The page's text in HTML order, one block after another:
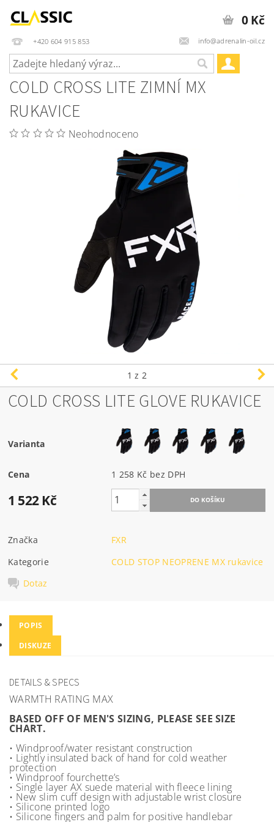
+420 604 915 853 info@adrenalin-oil.cz
0 Kč
COLD CROSS LITE ZIMNÍ MX
RUKAVICE
Neohodnoceno
1 z 2
COLD CROSS LITE GLOVE RUKAVICE
Varianta
Cena 1 258 Kč bez DPH
1 522 Kč
Značka
FXR
Kategorie
COLD STOP NEOPRENE MX rukavice
Dotaz
POPIS
DISKUZE
DETAILS & SPECS
WARMTH RATING MAX
BASED OFF OF MEN'S SIZING, PLEASE SEE SIZE
CHART.
• Windproof/water resistant construction
• Lightly insulated back of hand for cold weather
protection
• Windproof fourchette’s
• Single layer AX suede material with fleece lining
• New slim cuff design with adjustable wrist closure
• Silicone printed logo
• Silicone fingers and palm for positive handlebar